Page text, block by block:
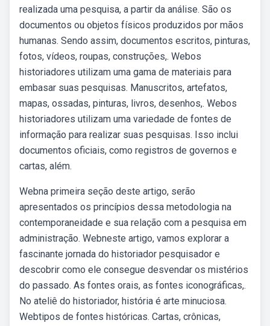
realizada uma pesquisa, a partir da análise. São os
documentos ou objetos físicos produzidos por mãos
humanas. Sendo assim, documentos escritos, pinturas,
fotos, vídeos, roupas, construções,. Webos
historiadores utilizam uma gama de materiais para
embasar suas pesquisas. Manuscritos, artefatos,
mapas, ossadas, pinturas, livros, desenhos,. Webos
historiadores utilizam uma variedade de fontes de
informação para realizar suas pesquisas. Isso inclui
documentos oficiais, como registros de governos e
cartas, além.
Webna primeira seção deste artigo, serão
apresentados os princípios dessa metodologia na
contemporaneidade e sua relação com a pesquisa em
administração. Webneste artigo, vamos explorar a
fascinante jornada do historiador pesquisador e
descobrir como ele consegue desvendar os mistérios
do passado. As fontes orais, as fontes iconográficas,.
No ateliê do historiador, história é arte minuciosa.
Webtipos de fontes históricas. Cartas, crônicas,